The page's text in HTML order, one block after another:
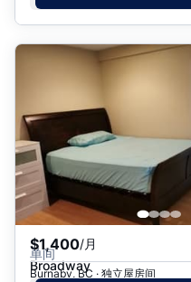
$1,400/月
单间
Broadway
Burnaby, BC · 独立屋房间